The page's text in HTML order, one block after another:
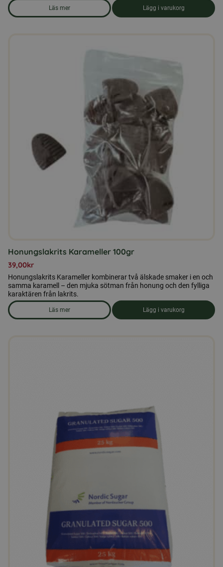
Läs mer
om produkten Ekologiskt strösocker 25 kg
Lägg i varukorg
Honungslakrits Karameller 100gr
39,00kr
Honungslakrits Karameller kombinerar två älskade smaker i en och
samma karamell – den mjuka sötman från honung och den fylliga
karaktären från lakrits.
Läs mer
om produkten Honungslakrits Karameller 100gr
Lägg i varukorg